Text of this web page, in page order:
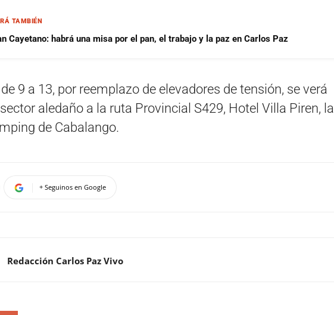
TAMBIÉN
Cayetano: habrá una misa por el pan, el trabajo y la paz en Carlos Paz
9 a 13, por reemplazo de elevadores de tensión, se verá
aledaño a la ruta Provincial S429, Hotel Villa Piren, la
de Cabalango.
+ Seguinos en Google
Redacción Carlos Paz Vivo